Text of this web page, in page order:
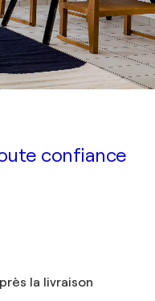
confiance
la livraison